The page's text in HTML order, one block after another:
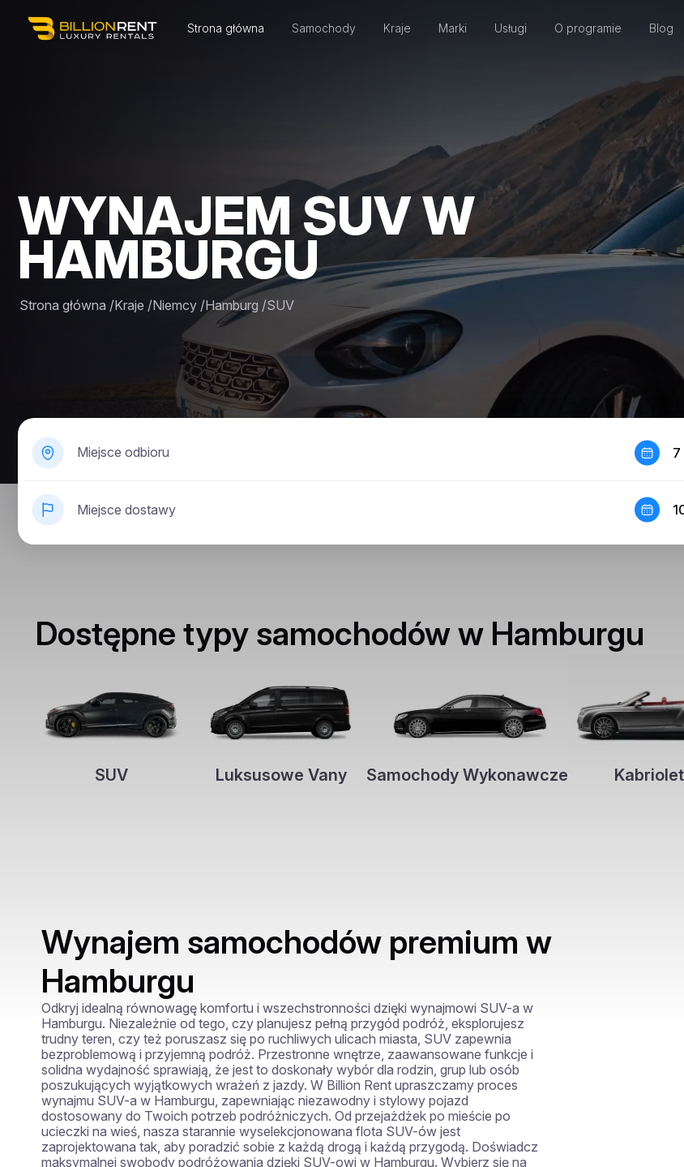
Strona główna Samochody Kraje Marki Usługi O programie Blog
WYNAJEM SUV W
HAMBURGU
Strona główna /Kraje /Niemcy /Hamburg /SUV
Miejsce odbioru
Miejsce dostawy
7
Dostępne typy samochodów w Hamburgu
SUV Luksusowe Vany Samochody Wykonawcze
Wynajem samochodów premium w
Hamburgu
Odkryj idealną równowagę komfortu i wszechstronności dzięki wynajmowi SUV-a w
Hamburgu. Niezależnie od tego, czy planujesz pełną przygód podróż, eksplorujesz
trudny teren, czy też poruszasz się po ruchliwych ulicach miasta, SUV zapewnia
bezproblemową i przyjemną podróż. Przestronne wnętrze, zaawansowane funkcje i
solidna wydajność sprawiają, że jest to doskonały wybór dla rodzin, grup lub osób
poszukujących wyjątkowych wrażeń z jazdy. W Billion Rent upraszczamy proces
wynajmu SUV-a w Hamburgu, zapewniając niezawodny i stylowy pojazd
dostosowany do Twoich potrzeb podróżniczych. Od przejażdżek po mieście po
ucieczki na wieś, nasza starannie wyselekcjonowana flota SUV-ów jest
zaprojektowana tak, aby poradzić sobie z każdą drogą i każdą przygodą. Doświadcz
maksymalnej swobody podróżowania dzięki SUV-owi w Hamburgu. Wybierz się na